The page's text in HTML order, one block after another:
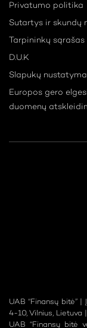
Privatumo politika
Sutartys ir skundų
Tarpininkų sąrašas
D.U.K
Slapukų
Europos gero
duomenų
UAB “Finansų bitė”
4-10, Vilnius, Lietuva
UAB “Finansų bitė